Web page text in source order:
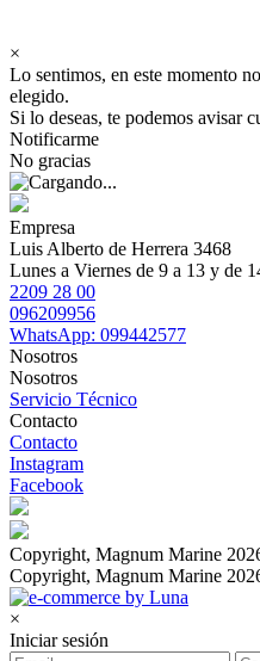
×
Lo sentimos, en este momento
elegido.
Si lo deseas, te podemos avisar
Notificarme
No gracias
Empresa
Luis Alberto de Herrera 3468
Lunes a Viernes de 9 a 13 y de
2209 28 00
096209956
WhatsApp: 099442577
Nosotros
Nosotros
Servicio Técnico
Contacto
Contacto
Instagram
Facebook
Copyright, Magnum Marine
Copyright, Magnum Marine
×
Iniciar sesión